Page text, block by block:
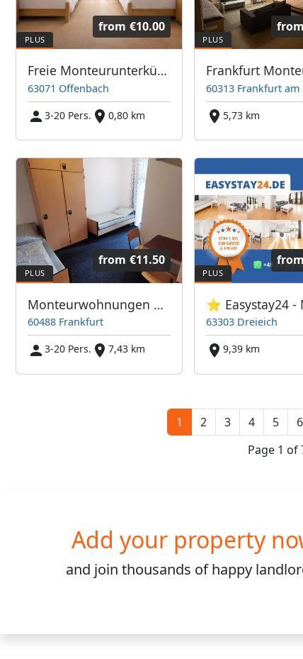
from €10.00
Freie Monteurunterkünfte in Offenbach – JETZT anrufen! Wir sprechen auch Polnisch
63071 Offenbach
3-20 Pers.
0,80 km
from
60313 Frankfurt am
5,73 km
from €11.50
Monteurwohnungen an der Frankfurter Messe / Hauptbahnhof
60488 Frankfurt
3-20 Pers.
7,43 km
from
63303 Dreieich
9,39 km
1 2 3 4 5 6
Page 1 of
Add your property
and jointhousands of happy